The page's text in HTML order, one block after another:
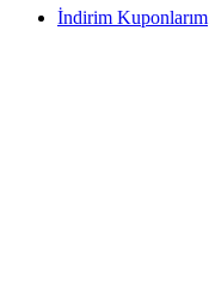
İndirim Kuponlarım